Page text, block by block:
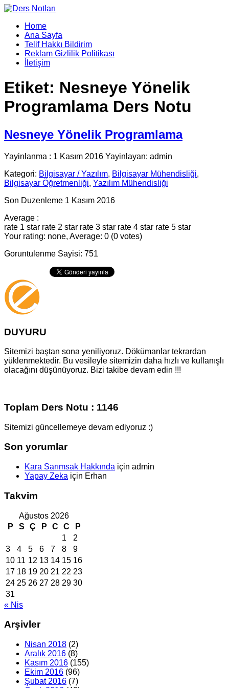
Home
Ana Sayfa
Telif Hakkı Bildirim
Reklam Gizlilik Politikası
İletişim
Etiket: Nesneye Yönelik
Programlama Ders Notu
Nesneye Yönelik Programlama
Yayinlanma : 1 Kasım 2016 Yayinlayan: admin
Kategori: Bilgisayar / Yazılım, Bilgisayar Mühendisliği,
Bilgisayar Öğretmenliği, Yazılım Mühendisliği
Son Duzenleme 1 Kasım 2016
Average :
rate 1 star rate 2 star rate 3 star rate 4 star rate 5 star
Your rating: none, Average: 0 (0 votes)
Goruntulenme Sayisi: 751
DUYURU
Sitemizi baştan sona yeniliyoruz. Dökümanlar tekrardan
yüklenmektedir. Bu vesileyle sitemizin daha hızlı ve kullanışlı
olacağını düşünüyoruz. Bizi takibe devam edin !!!
Toplam Ders Notu : 1146
Sitemizi güncellemeye devam ediyoruz :)
Son yorumlar
Kara Sarımsak Hakkında için admin
Yapay Zeka için Erhan
Takvim
Ağustos 2026
P
S Ç P C C
P
1
2
3
4 5 6 7 8
9
10 11 12 13 14 15 16
17 18 19 20 21 22 23
24 25 26 27 28 29 30
31
« Nis
Arşivler
Nisan 2018 (2)
Aralık 2016 (8)
Kasım 2016 (155)
Ekim 2016 (96)
Şubat 2016 (7)